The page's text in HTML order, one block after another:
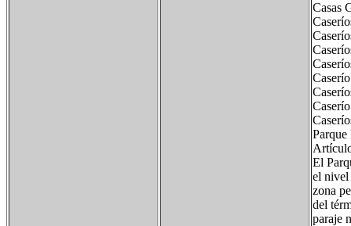
Casas
Parque
El
el nivel
zona
del
paraje